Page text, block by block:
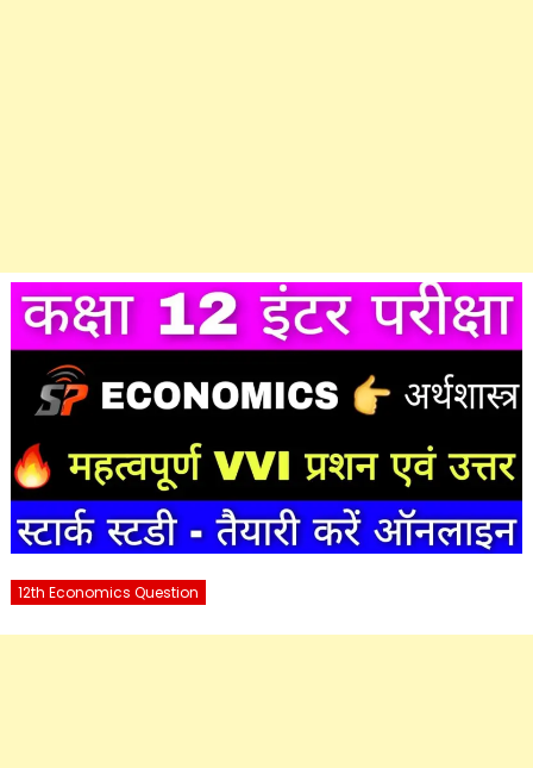
12th Economics Question